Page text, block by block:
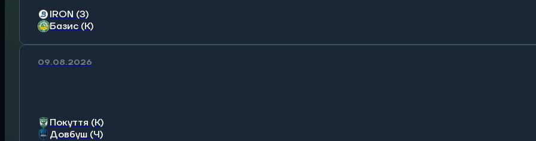
IRON (З)
Базис (К)
09.08.2026
Покуття (К)
Довбуш (Ч)